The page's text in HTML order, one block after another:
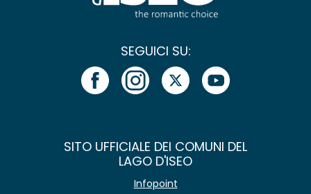
SEGUICI SU:
SITO UFFICIALE DEI COMUNI DEL
LAGO D'ISEO
Infopoint